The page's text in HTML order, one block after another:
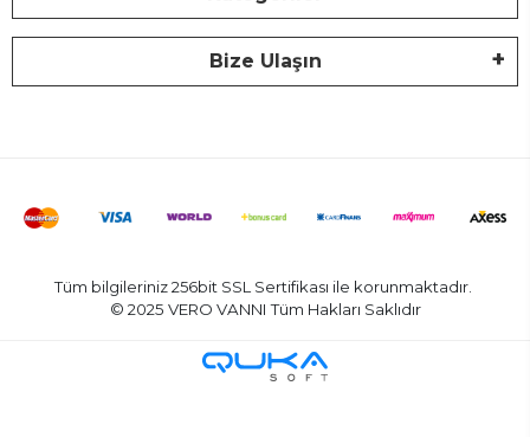
Bize Ulaşın
Tüm bilgileriniz 256bit SSL Sertifikası ile korunmaktadır.
© 2025 VERO VANNITüm Hakları Saklıdır